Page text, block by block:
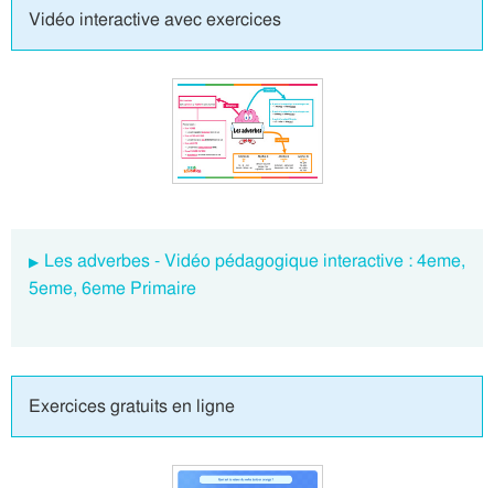
Vidéo interactive avec exercices
Les adverbes - Vidéo pédagogique interactive : 4eme,
5eme, 6eme Primaire
Exercices gratuits en ligne